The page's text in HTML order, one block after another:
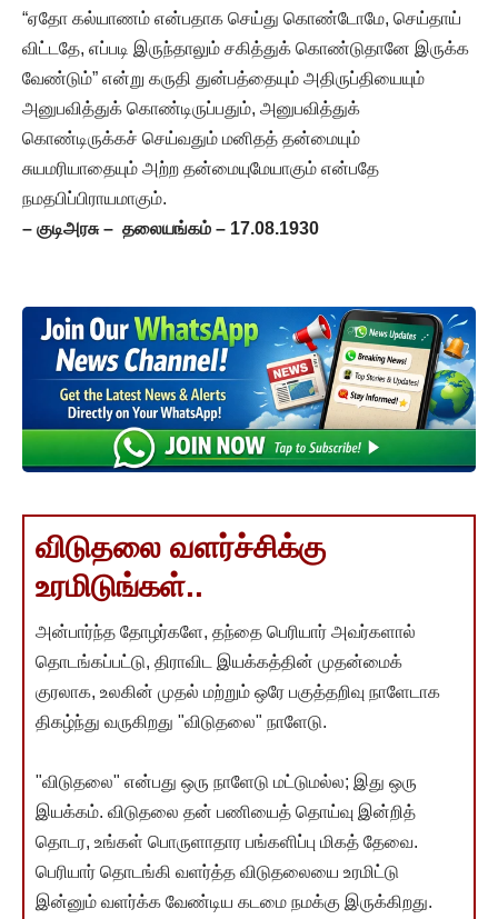
“ஏதோ கல்யாணம் என்பதாக செய்து கொண்டோமே, செய்தாய்
விட்டதே, எப்படி இருந்தாலும் சகித்துக் கொண்டுதானே இருக்க
வேண்டும்” என்று கருதி துன்பத்தையும் அதிருப்தியையும்
அனுபவித்துக் கொண்டிருப்பதும், அனுபவித்துக்
கொண்டிருக்கச் செய்வதும் மனிதத் தன்மையும்
சுயமரியாதையும் அற்ற தன்மையுமேயாகும் என்பதே
நமதபிப்பிராயமாகும்.
– குடிஅரசு – தலையங்கம் – 17.08.1930
விடுதலை வளர்ச்சிக்கு
உரமிடுங்கள்..
அன்பார்ந்த தோழர்களே, தந்தை பெரியார் அவர்களால்
தொடங்கப்பட்டு, திராவிட இயக்கத்தின் முதன்மைக்
குரலாக, உலகின் முதல் மற்றும் ஒரே பகுத்தறிவு நாளேடாக
திகழ்ந்து வருகிறது "விடுதலை" நாளேடு.
"விடுதலை" என்பது ஒரு நாளேடு மட்டுமல்ல; இது ஒரு
இயக்கம். விடுதலை தன் பணியைத் தொய்வு இன்றித்
தொடர, உங்கள் பொருளாதார பங்களிப்பு மிகத் தேவை.
பெரியார் தொடங்கி வளர்த்த விடுதலையை உரமிட்டு
இன்னும் வளர்க்க வேண்டிய கடமை நமக்கு இருக்கிறது.